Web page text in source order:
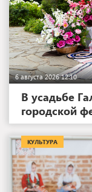
6 августа 2026 12:10
В усадьбе
городской
КУЛЬТУРА